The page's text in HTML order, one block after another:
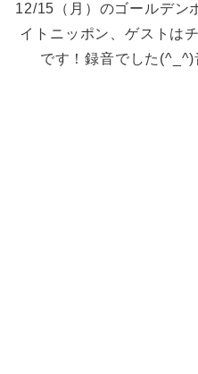
12/15（月）のゴールデン
イトニッポン、ゲストは
です！録音でした(^_^)